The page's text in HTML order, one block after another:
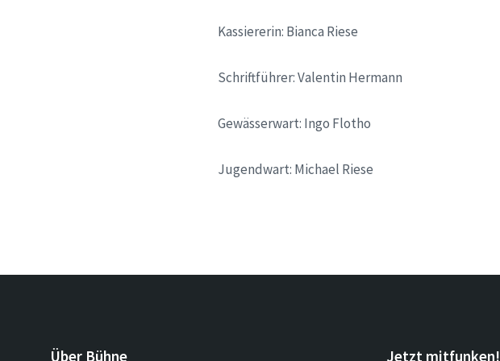
Kassiererin: Bianca Riese
Schriftführer: Valentin Hermann
Gewässerwart: Ingo Flotho
Jugendwart: Michael Riese
Über Bühne Jetzt mitfunken!